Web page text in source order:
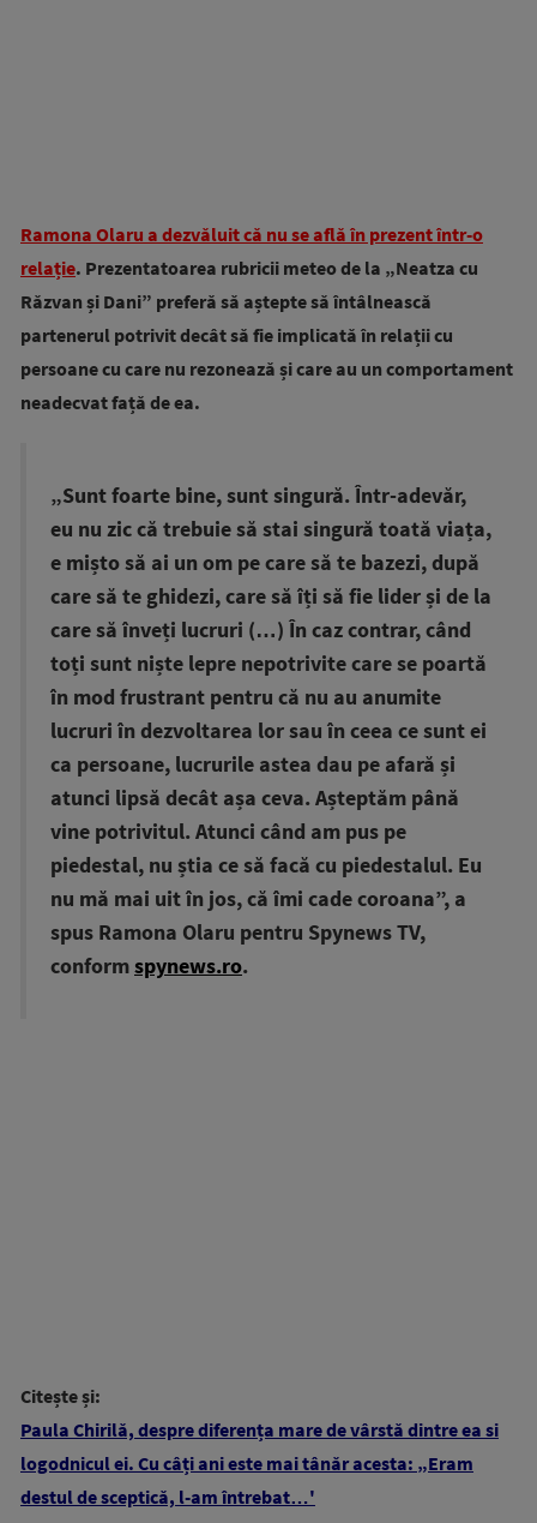
Ramona Olaru a dezvăluit că nu se află în prezent într-o
relație. Prezentatoarea rubricii meteo de la „Neatza cu
Răzvan și Dani” preferă să aștepte să întâlnească
partenerul potrivit decât să fie implicată în relații cu
persoane cu care nu rezonează și care au un comportament
neadecvat față de ea.
„Sunt foarte bine, sunt singură. Într-adevăr,
eu nu zic că trebuie să stai singură toată viața,
e mișto să ai un om pe care să te bazezi, după
care să te ghidezi, care să îți să fie lider și de la
care să înveți lucruri (…) În caz contrar, când
toți sunt niște lepre nepotrivite care se poartă
în mod frustrant pentru că nu au anumite
lucruri în dezvoltarea lor sau în ceea ce sunt ei
ca persoane, lucrurile astea dau pe afară și
atunci lipsă decât așa ceva. Așteptăm până
vine potrivitul. Atunci când am pus pe
piedestal, nu știa ce să facă cu piedestalul. Eu
nu mă mai uit în jos, că îmi cade coroana”, a
spus Ramona Olaru pentru Spynews TV,
conformspynews.ro.
Citește și:
Paula Chirilă, despre diferența mare de vârstă dintre ea si
logodnicul ei. Cu câți ani este mai tânăr acesta: „Eram
destul de sceptică, l-am întrebat…'